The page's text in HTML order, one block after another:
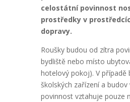
celostátní povinnost
prostředky v
dopravy.
Roušky budou od zítra
bydliště nebo místo
hotelový pokoj). V případě
školských zařízení a budov
povinnost vztahuje pouze